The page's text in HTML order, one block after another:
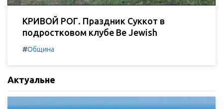
КРИВОЙ РОГ. Праздник Суккот в
подростковом клубе Be Jewish
#Община
Актуальне